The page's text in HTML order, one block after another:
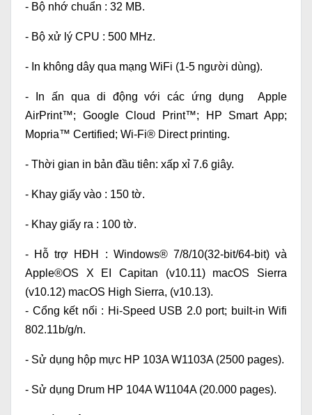
- Bộ nhớ chuẩn : 32 MB.
- Bộ xử lý CPU : 500 MHz.
- In không dây qua mạng WiFi (1-5 người dùng).
- In ấn qua di động với các ứng dụng Apple
AirPrint™; Google Cloud Print™; HP Smart App;
Mopria™ Certified; Wi-Fi® Direct printing.
- Thời gian in bản đầu tiên: xấp xỉ 7.6 giây.
- Khay giấy vào : 150 tờ.
- Khay giấy ra : 100 tờ.
- Hỗ trợ HĐH : Windows® 7/8/10(32-bit/64-bit) và
Apple®OS X EI Capitan (v10.11) macOS Sierra
(v10.12) macOS High Sierra, (v10.13).
- Cổng kết nối : Hi-Speed USB 2.0 port; built-in Wifi
802.11b/g/n.
- Sử dụng hộp mực HP 103A W1103A (2500 pages).
- Sử dụng Drum HP 104A W1104A (20.000 pages).